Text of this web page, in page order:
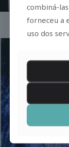
combiná-
forneceu a
uso dos